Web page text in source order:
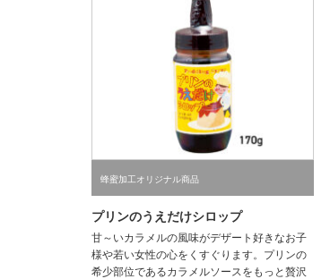
蜂蜜加工オリジナル商品
プリンのうえだけシロップ
甘～いカラメルの風味がデザート好きなお子
様や若い女性の心をくすぐります。プリンの
希少部位であるカラメルソースをもっと贅沢